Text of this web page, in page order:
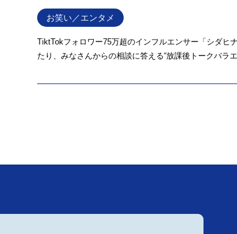
お笑い／エンタメ
TiktTokフォロワー75万超のインフルエンサー「シダヒ
たり、みなさんからの相談に答える“放課後トークバ